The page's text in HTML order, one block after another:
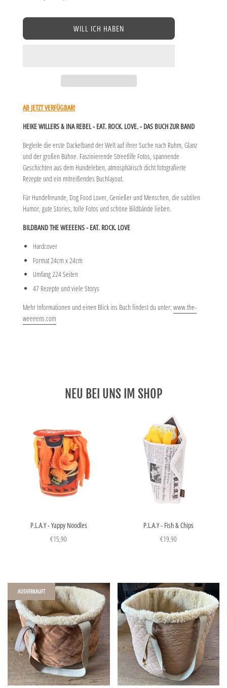
WILL ICH HABEN
AB JETZT VERFÜGBAR!
HEIKE WILLERS & INA REBEL - EAT. ROCK. LOVE. - DAS BUCH ZUR BAND
Begleite die erste Dackelband der Welt auf ihrer Suche nach Ruhm, Glanz
und der großen Bühne. Faszinierende Streetlife Fotos, spannende
Geschichten aus dem Hundeleben, atmosphärisch dicht fotografierte
Rezepte und ein mitreißendes Buchlayout.
Für Hundefreunde, Dog Food Lover, Genießer und Menschen, die subtilen
Humor, gute Stories, tolle Fotos und schöne Bildbände lieben.
BILDBAND THE WEEEENS - EAT. ROCK. LOVE
Hardcover
Format 24cm x 24cm
Umfang 224 Seiten
47 Rezepte und viele Storys
Mehr Informationen und einen Blick ins Buch findest du unter: www.the-
weeeens.com
NEU BEI UNS IM SHOP
P.L.A.Y - Yappy Noodles
€15,90
P.L.A.Y - Fish & Chips
€19,90
AUSVERKAUFT